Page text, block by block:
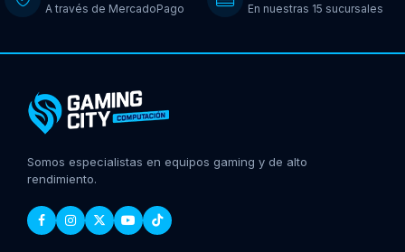
A través de MercadoPago En nuestras 15 sucursales
Somos especialistas en equipos gaming y de alto
rendimiento.